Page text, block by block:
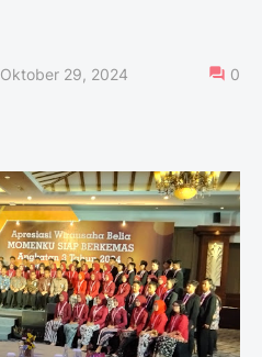
Oktober 29, 2024 0